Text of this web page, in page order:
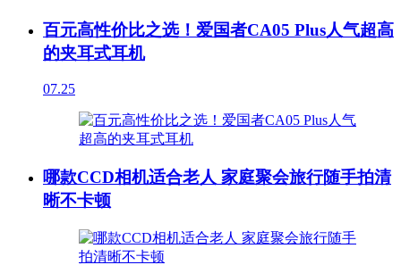
百元高性价比之选！爱国者CA05 Plus人气超高
的夹耳式耳机
07.25
哪款CCD相机适合老人 家庭聚会旅行随手拍清
晰不卡顿